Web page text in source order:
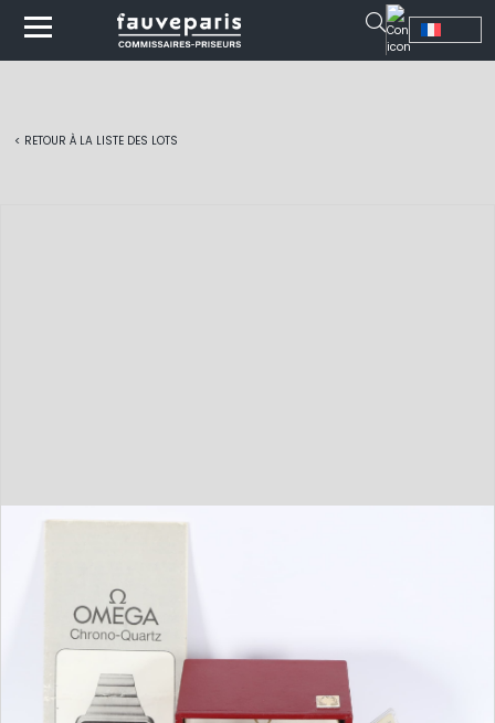
< RETOUR À LA LISTE DES LOTS